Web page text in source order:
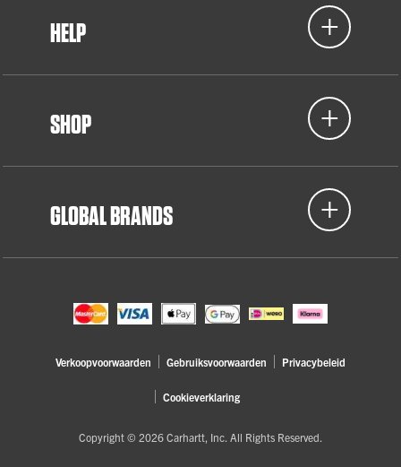
HELP
SHOP
GLOBAL BRANDS
Verkoopvoorwaarden Gebruiksvoorwaarden Privacybeleid
Cookieverklaring
Copyright © 2026 Carhartt, Inc. All Rights Reserved.